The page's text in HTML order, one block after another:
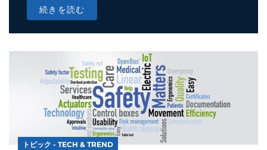
続きを読む
トピック - TECH & TREND